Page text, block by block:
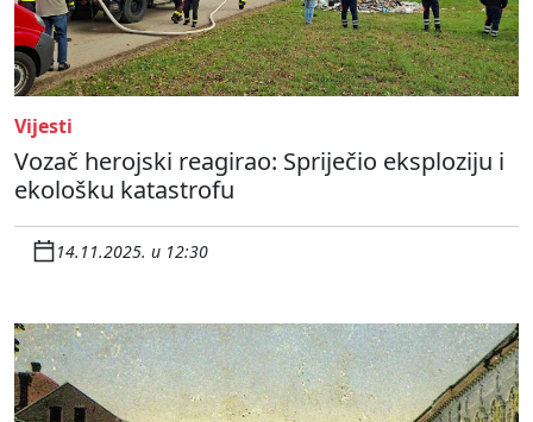
Vijesti
Vozač herojski reagirao: Spriječio eksploziju i
ekološku katastrofu
14.11.2025. u 12:30